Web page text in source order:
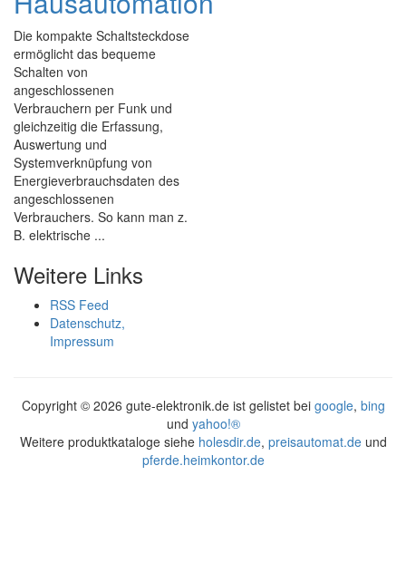
Die kompakte Schaltsteckdose
ermöglicht das bequeme
Schalten von
angeschlossenen
Verbrauchern per Funk und
gleichzeitig die Erfassung,
Auswertung und
Systemverknüpfung von
Energieverbrauchsdaten des
angeschlossenen
Verbrauchers. So kann man z.
B. elektrische ...
Weitere Links
RSS Feed
Datenschutz,
Impressum
Copyright © 2026 gute-elektronik.de ist gelistet bei google, bing
und yahoo!®
Weitere produktkataloge siehe holesdir.de, preisautomat.deund
pferde.heimkontor.de